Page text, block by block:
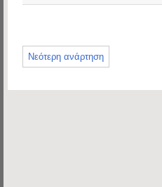
Νεότερη ανάρτηση